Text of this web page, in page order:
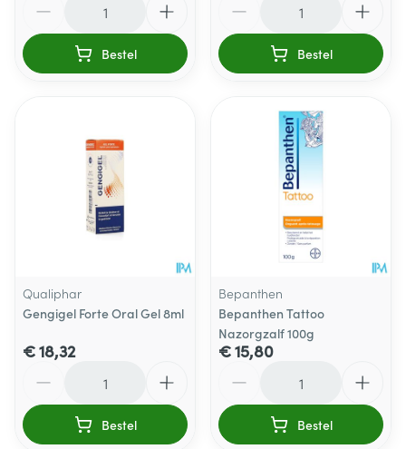
Bestel Bestel
Qualiphar
Gengigel Forte Oral Gel 8ml
€ 18,32
Bestel
Bepanthen
Bepanthen Tattoo
Nazorgzalf 100g
€ 15,80
Bestel